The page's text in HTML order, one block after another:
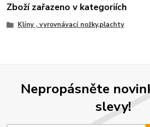
Zboží zařazeno v kategoriích
Klíny , vyrovnávací nožky,plachty
Nepropásněte
slevy!